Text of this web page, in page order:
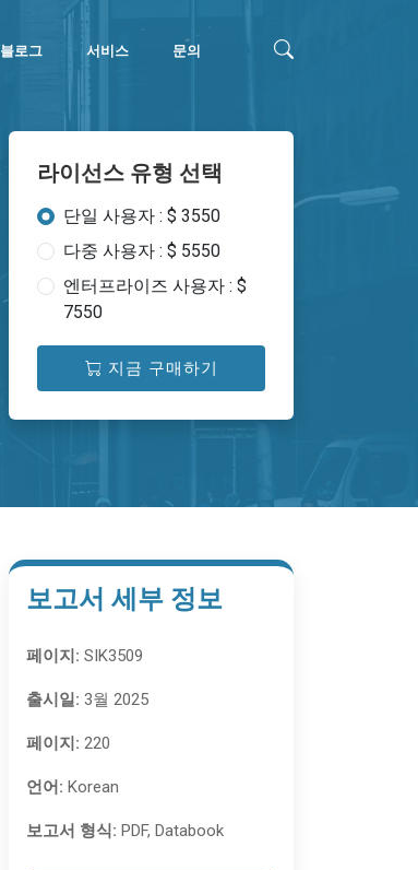
블로그 서비스 문의
라이선스 유형 선택
단일 사용자 : $ 3550
다중 사용자 : $ 5550
엔터프라이즈 사용자 : $
7550
지금 구매하기
보고서 세부 정보
페이지: SIK3509
출시일: 3월 2025
페이지: 220
언어: Korean
보고서 형식: PDF, Databook